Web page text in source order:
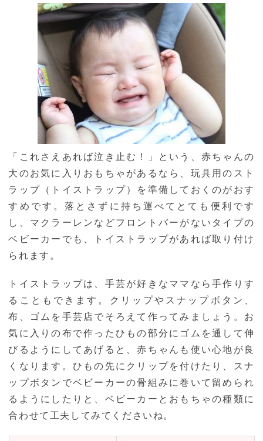
「これさえあれば泣き止む！」という、赤ちゃんの
大のお気に入りおもちゃがあるなら、玩具用のスト
ラップ（トイストラップ）を準備しておくのがおす
すめです。落とさずに持ち運べてとても便利です
し、マクラーレンなどフロントバーがないタイプの
ベビーカーでも、トイストラップがあれば取り付け
られます。
トイストラップは、手芸が好きなママなら手作りす
ることもできます。クリップやスナップボタン、
布、ゴムを手芸店でそろえて作ってみましょう。お
気に入りの布で作ったひもの部分にゴムを通して伸
びるようにしてあげると、赤ちゃんも使い心地が良
くなります。ひもの先にクリップを付けたり、スナ
ップボタンでベビーカーの骨組みに巻いて留められ
るようにしたりと、ベビーカーとおもちゃの種類に
合わせて工夫してみてくださいね。